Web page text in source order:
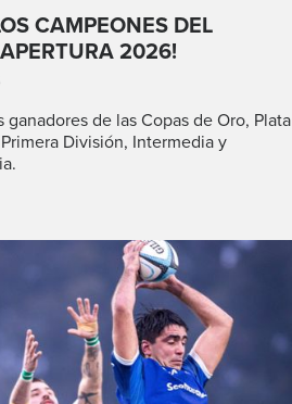
CAMPEONES DEL
2026!
ganadores de las Copas de Oro, Plata
División, Intermedia y